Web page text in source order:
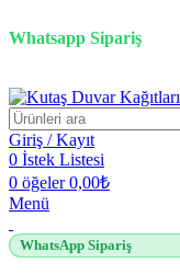
Whatsapp Sipariş
Giriş / Kayıt
0 İstek Listesi
0 öğeler 0,00₺
Menü
WhatsApp Sipariş